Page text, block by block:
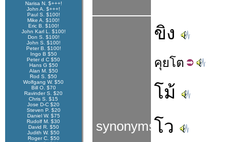
Narisa N. $+++!
John A. $+++!
Paul S. $100!
Mike A. $100!
Eric B. $100!
John Karl L. $100!
Don S. $100!
John S. $100!
Peter B. $100!
Ingo B $50
Peter d C $50
Hans G $50
Alan M. $50
Rod S. $50
Wolfgang W. $50
Bill O. $70
Ravinder S. $20
Chris S. $15
Jose D-C $20
Steven P. $20
Daniel W. $75
Rudolf M. $30
David R. $50
Judith W. $50
Roger C. $50
synonyms
ขิง
คุยโต
โม้
โว